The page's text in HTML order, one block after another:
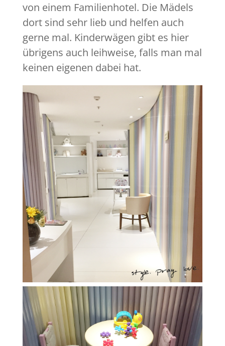
von einem Familienhotel. Die Mädels
dort sind sehr lieb und helfen auch
gerne mal. Kinderwägen gibt es hier
übrigens auch leihweise, falls man mal
keinen eigenen dabei hat.